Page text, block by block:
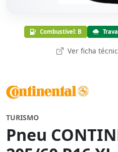
Combustível: B
Ver ficha
TURISMO
Pneu